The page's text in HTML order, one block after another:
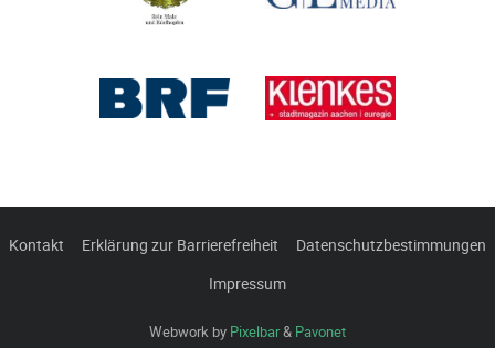
Kontakt Erklärung zur Barrierefreiheit
Datenschutzbestimmungen
Impressum
Webwork by Pixelbar& Pavonet